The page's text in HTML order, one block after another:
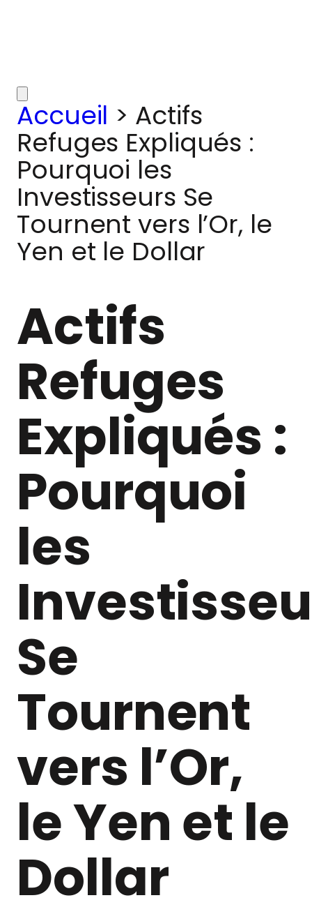
Accueil > Actifs
Refuges Expliqués :
Pourquoi les
Investisseurs Se
Tournent vers l’Or, le
Yen et le Dollar
Actifs
Refuges
Expliqués :
Pourquoi
les
Se
Tournent
vers l’Or,
le Yen et le
Dollar